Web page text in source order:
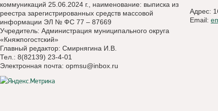
коммуникаций 25.06.2024 г., наименование: выписка из
реестра зарегистрированных средств массовой
информации ЭЛ № ФС 77 – 87669
Учредитель: Администрация муниципального округа
«Княжпогостский»
Главный редактор: Смирнягина И.В.
Тел.: 8(82139) 23-4-01
Электронная почта: opmsu@inbox.ru
Адрес:
Email: